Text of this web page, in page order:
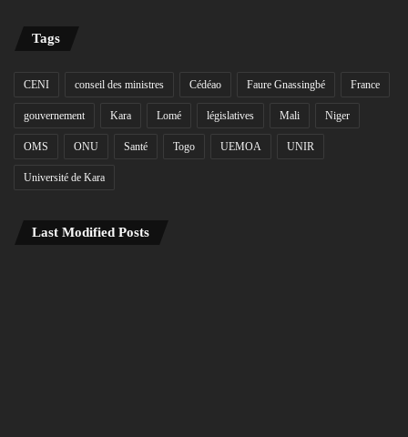
Tags
CENI conseil des ministres Cédéao Faure Gnassingbé France
gouvernement Kara Lomé législatives Mali Niger
OMS ONU Santé Togo UEMOA UNIR
Université de Kara
Last Modified Posts